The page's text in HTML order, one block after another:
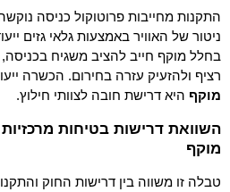
התקנות מחייבות פרוטוקול כניסה
ניטור של האוויר באמצעות גלאי גזים
בחלל מוקף חייב להציב משגיח
רציף ולהזעיק עזרה בחירום. הכשרה
מוקף היא דרישת חובה לצוותי חילוץ.
השוואת דרישות בטיחות
מוקף
טבלה זו משווה בין דרישות החוק